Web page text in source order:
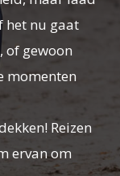
het nu gaat
of gewoon
momenten
Reizen
ervan om